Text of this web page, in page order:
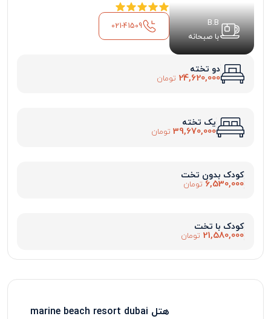
B.B
با صبحانه
021-41509
دو تخته
24,620,000 تومان
یک تخته
39,670,000 تومان
کودک بدون تخت
6,530,000 تومان
کودک با تخت
21,580,000 تومان
هتل marine beach resort dubai